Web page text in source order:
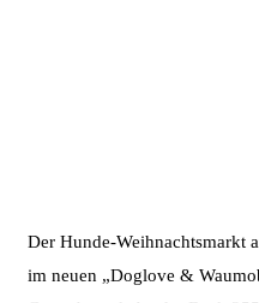
Der Hunde-Weihnachtsmarkt
im neuen „Doglove &